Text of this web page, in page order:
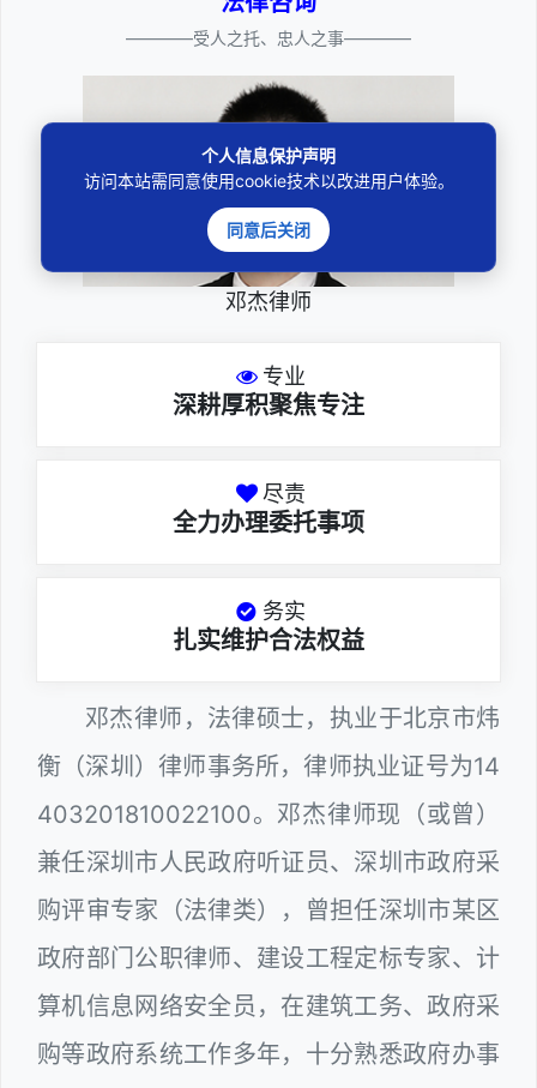
————受人之托、忠人之事————
邓杰律师
专业
深耕厚积聚焦专注
尽责
全力办理委托事项
务实
扎实维护合法权益
邓杰律师，法律硕士，执业于北京市炜
衡（深圳）律师事务所，律师执业证号为14
403201810022100。邓杰律师现（或曾）
兼任深圳市人民政府听证员、深圳市政府采
购评审专家（法律类），曾担任深圳市某区
政府部门公职律师、建设工程定标专家、计
算机信息网络安全员，在建筑工务、政府采
购等政府系统工作多年，十分熟悉政府办事
个人信息保护声明
访问本站需同意使用cookie技术以改进用户体验。
同意后关闭